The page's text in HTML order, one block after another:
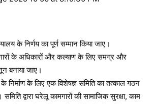
के निर्णय का पूर्ण सम्मान किया जाए।
के अधिकारों और कल्याण के लिए समग्र और
बनाया जाए।
निर्माण के लिए एक विशेषज्ञ समिति का तत्काल गठन
समिति द्वारा घरेलू कामगारों की सामाजिक सुरक्षा, काम